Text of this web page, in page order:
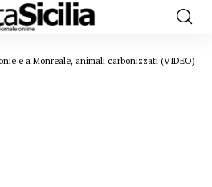
e a Monreale, animali carbonizzati (VIDEO)